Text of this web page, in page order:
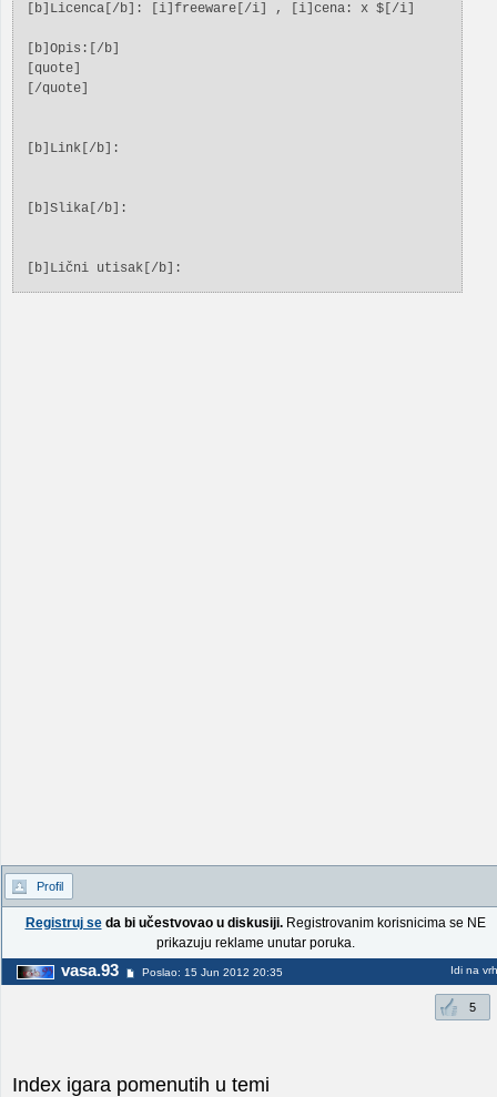
[b]Licenca[/b]: [i]freeware[/i] , [i]cena: x $[/i]
[b]Opis:[/b]
[quote]
[/quote]
[b]Link[/b]:
[b]Slika[/b]:
[b]Lični utisak[/b]:
Profil
Registruj seda bi učestvovao u diskusiji.Registrovanim korisnicima se NE
prikazuju reklame unutar poruka.
vasa.93 Poslao: 15 Jun 2012 20:35 Idi na vrh
5
Index igara pomenutih u temi